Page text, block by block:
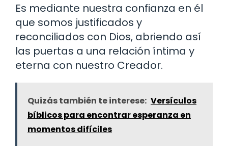
Es mediante nuestra confianza en él
que somos justificados y
reconciliados con Dios, abriendo así
las puertas a una relación íntima y
eterna con nuestro Creador.
Quizás también te interese: Versículos
bíblicos para encontrar esperanza en
momentos difíciles